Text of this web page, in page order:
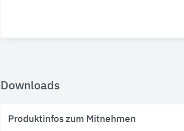
Downloads
Produktinfos zum Mitnehmen